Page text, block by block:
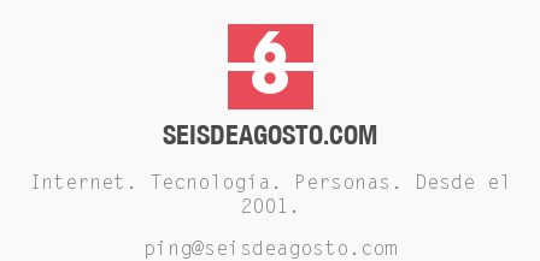
SEISDEAGOSTO.COM
Internet. Tecnología. Personas. Desde el
2001.
ping@seisdeagosto.com